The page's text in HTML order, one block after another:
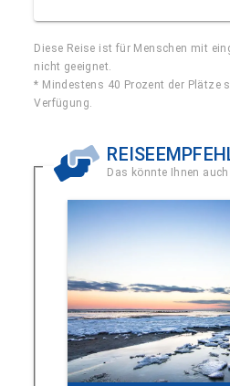
Diese Reise ist für Menschen mit
nicht geeignet.
* Mindestens 40 Prozent der Plätze
Verfügung.
Das könnte Ihnen